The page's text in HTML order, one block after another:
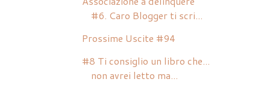
#6. Caro Blogger ti scri...
Prossime Uscite #94
#8 Ti consiglio un libro che...
non avrei letto ma...